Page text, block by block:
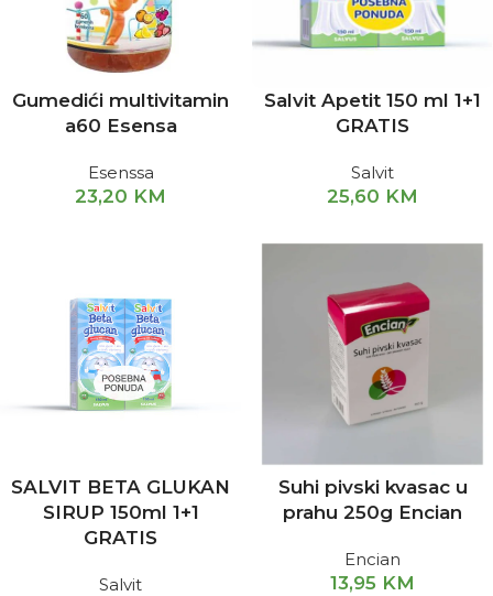
Gumedići multivitamin
a60 Esensa
Esenssa
23,20 KM
Salvit Apetit 150 ml 1+1
GRATIS
Salvit
25,60 KM
SALVIT BETA GLUKAN
SIRUP 150ml 1+1
GRATIS
Salvit
Suhi pivski kvasac u
prahu 250g Encian
Encian
13,95 KM